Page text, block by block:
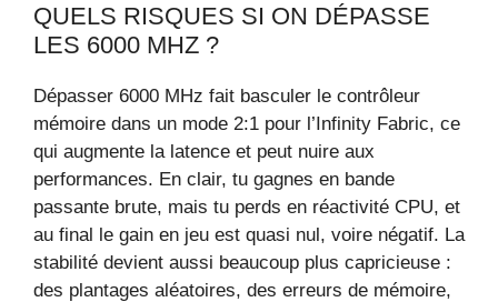
QUELS RISQUES SI ON DÉPASSE
LES 6000 MHZ ?
Dépasser 6000 MHz fait basculer le contrôleur
mémoire dans un mode 2:1 pour l’Infinity Fabric, ce
qui augmente la latence et peut nuire aux
performances. En clair, tu gagnes en bande
passante brute, mais tu perds en réactivité CPU, et
au final le gain en jeu est quasi nul, voire négatif. La
stabilité devient aussi beaucoup plus capricieuse :
des plantages aléatoires, des erreurs de mémoire,